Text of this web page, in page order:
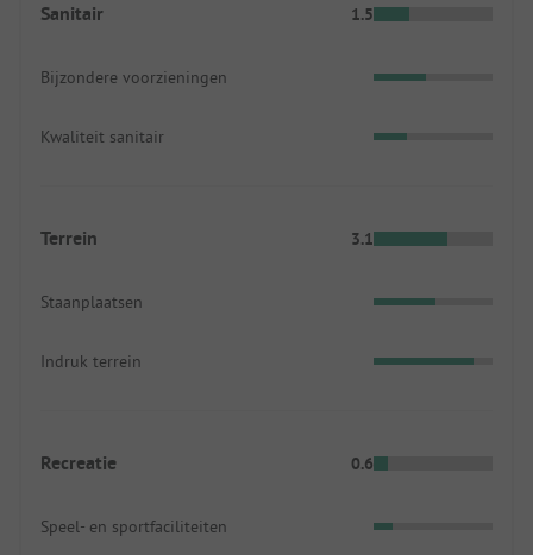
Sanitair 1.5
Bijzondere voorzieningen
Kwaliteit sanitair
Terrein 3.1
Staanplaatsen
Indruk terrein
Recreatie 0.6
Speel- en sportfaciliteiten